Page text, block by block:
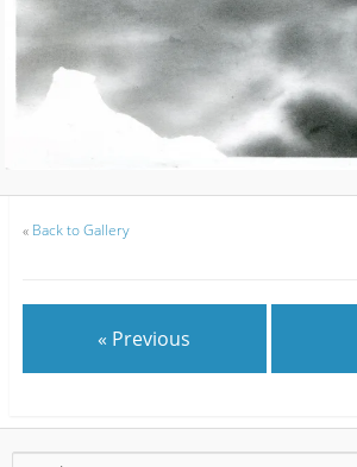
« Back to Gallery
« Previous